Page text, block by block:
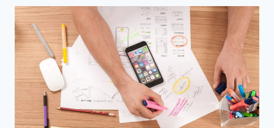
PDF
リ
ダ
ー
リ
は
こ